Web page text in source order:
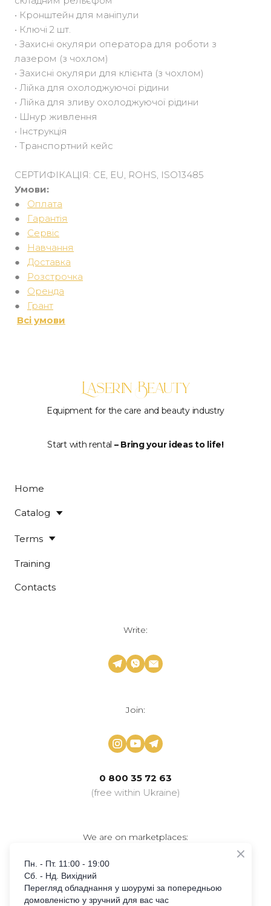
• Кронштейн для маніпули
• Ключі 2 шт.
• Захисні окуляри оператора для роботи з
лазером (з чохлом)
• Захисні окуляри для клієнта (з чохлом)
• Лійка для охолоджуючої рідини
• Лійка для зливу охолоджуючої рідини
• Шнур живлення
• Інструкція
• Транспортний кейс
СЕРТИФІКАЦІЯ: CE, EU, ROHS, ISO13485
Умови:
● Оплата
●
Гарантія
● Сервіс
●
Навчання
●
Доставка
●
Розстрочка
● Оренда
●
Грант
Всі умови
Laserin Beauty
Equipment for the care and beauty industry
Start with rental – Bring your ideas to life!
Home
Catalog
Terms
Training
Contacts
Write:
Join:
0 800 35 72 63
(free within Ukraine)
We are on marketplaces:
Пн. - Пт. 11:00 - 19:00
Сб. - Нд. Вихідний
Перегляд обладнання у шоурумі за попередньою
домовленістю у зручний для вас час